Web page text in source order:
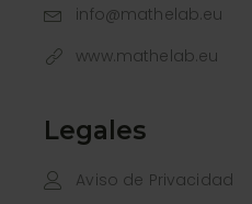
info@mathelab.eu
www.mathelab.eu
Legales
Aviso de Privacidad